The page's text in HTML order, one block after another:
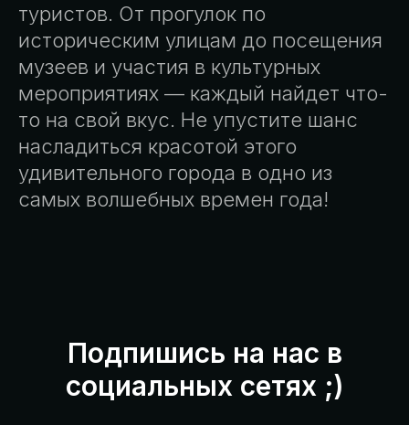
туристов. От прогулок по
историческим улицам до посещения
музеев и участия в культурных
мероприятиях — каждый найдет что-
то на свой вкус. Не упустите шанс
насладиться красотой этого
удивительного города в одно из
самых волшебных времен года!
Подпишись на нас в
социальных сетях ;)